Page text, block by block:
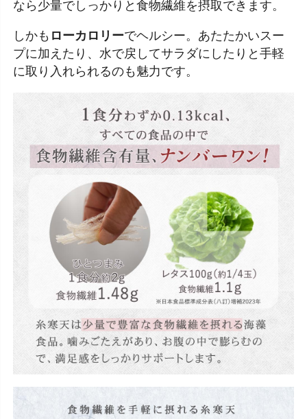
なら少量でしっかりと食物繊維を摂取できます。
しかも ローカロリーでヘルシー。あたたかいスー
プに加えたり、水で戻してサラダにしたりと手軽
に取り入れられるのも魅力です。